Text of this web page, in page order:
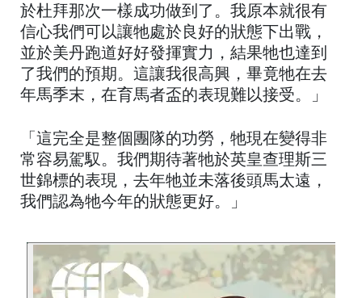
於杜拜那次一樣成功做到了。我原本就很有
信心我們可以讓牠處於良好的狀態下出戰，
並於美丹跑道好好發揮實力，結果牠也達到
了我們的預期。這讓我很高興，畢竟牠在去
年馬季末，在育馬者盃的表現難以接受。」
「這完全是整個團隊的功勞，牠現在變得非
常容易駕馭。我們期待著牠於英皇查理斯三
世錦標的表現，去年牠並未落後頭馬太遠，
我們認為牠今年的狀態更好。」